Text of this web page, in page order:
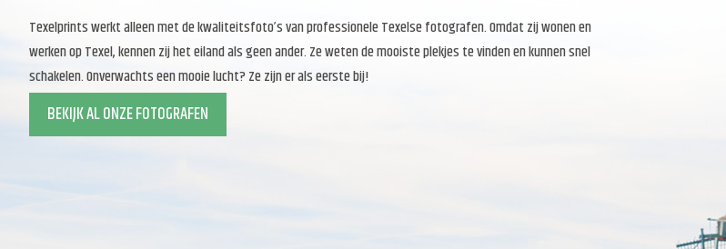
Texelprints werkt alleen met de kwaliteitsfoto’s van professionele Texelse fotografen. Omdat zij wonen en
werken op Texel, kennen zij het eiland als geen ander. Ze weten de mooiste plekjes te vinden en kunnen snel
schakelen. Onverwachts een mooie lucht? Ze zijn er als eerste bij!
BEKIJK AL ONZE FOTOGRAFEN